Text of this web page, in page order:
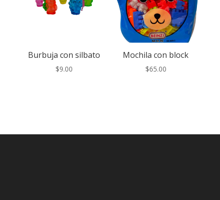
Burbuja con silbato
$9.00
Mochila con block
$65.00